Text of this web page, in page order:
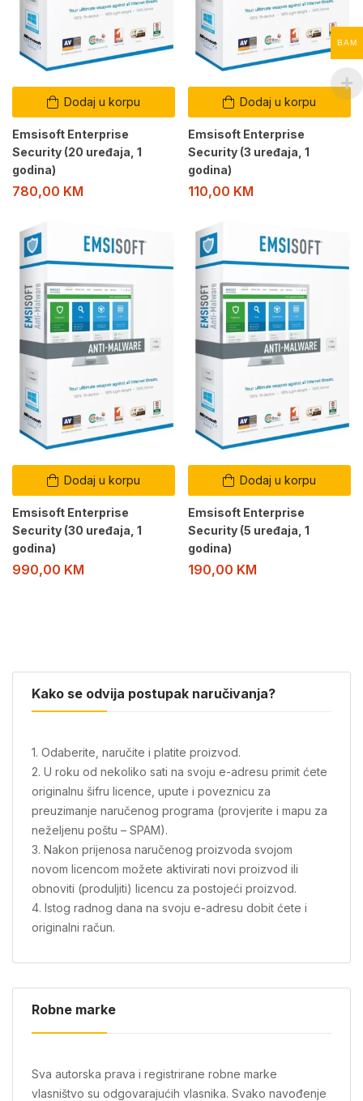
Dodaj u korpu
Emsisoft Enterprise
Security (20 uređaja, 1
godina)
780,00 KM
Dodaj u korpu
Emsisoft Enterprise
Security (3 uređaja, 1
godina)
110,00 KM
Dodaj u korpu
Emsisoft Enterprise
Security (30 uređaja, 1
godina)
990,00 KM
Dodaj u korpu
Emsisoft Enterprise
Security (5 uređaja, 1
godina)
190,00 KM
Kako se odvija postupak naručivanja?
1. Odaberite, naručite i platite proizvod.
2. U roku od nekoliko sati na svoju e-adresu primit ćete
originalnu šifru licence, upute i poveznicu za
preuzimanje naručenog programa (provjerite i mapu za
neželjenu poštu – SPAM).
3. Nakon prijenosa naručenog proizvoda svojom
novom licencom možete aktivirati novi proizvod ili
obnoviti (produljiti) licencu za postojeći proizvod.
4. Istog radnog dana na svoju e-adresu dobit ćete i
originalni račun.
Robne marke
Sva autorska prava i registrirane robne marke
vlasništvo su odgovarajućih vlasnika. Svako navođenje
BAM